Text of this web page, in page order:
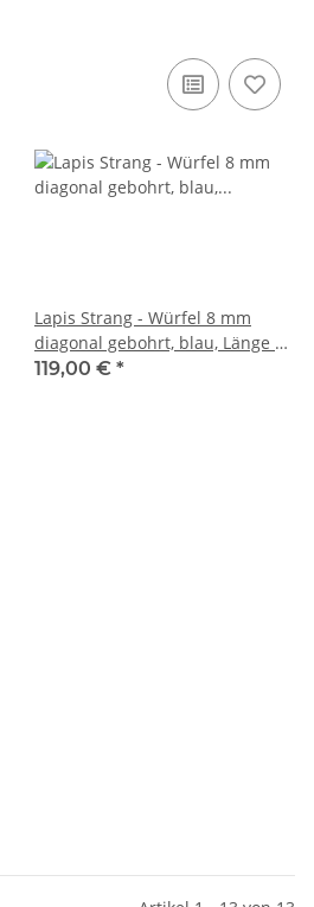
Lapis Strang - Würfel 8 mm
diagonal gebohrt, blau, Länge 39
cm /2043
119,00 € *